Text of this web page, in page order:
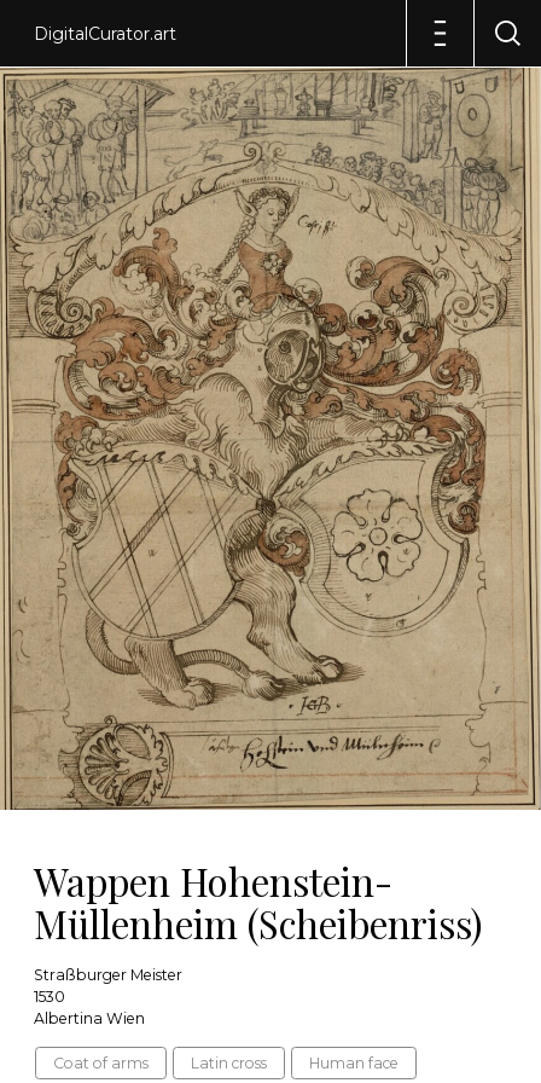
DigitalCurator.art
Wappen Hohenstein-
Müllenheim (Scheibenriss)
Straßburger Meister
1530
Albertina Wien
Coat of arms Latin cross Human face